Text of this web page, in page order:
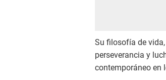
Su filosofía de
perseverancia y
contemporáneo en